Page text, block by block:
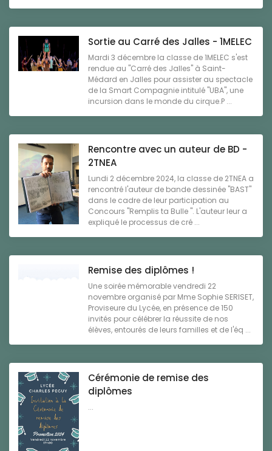
Sortie au Carré des Jalles - 1MELEC
Mardi 3 décembre la classe de 1MELEC s'est
rendue au "Carré des Jalles" à Saint-
Médard en Jalles pour assister au spectacle
de la Smart Compagnie intitulé "UBA", une
incursion dans le monde du cirque.P ...
Rencontre avec un auteur de BD -
2TNEA
Lundi 2 décembre 2024, la classe de 2TNEA a
rencontré l'auteur de bande dessinée "BAST"
dans le cadre de leur participation au
Concours "Remplis ta Bulle ". L'auteur leur a
expliqué le processus de cré ...
Remise des diplômes !
Une soirée mémorable vendredi 22
novembre organisé par Mme Sophie SERISET,
Proviseure du Lycée, en présence de 150
invités pour célébrer la réussite de nos
élèves, entourés de leurs familles et de l'éq ...
Cérémonie de remise des
diplômes
...